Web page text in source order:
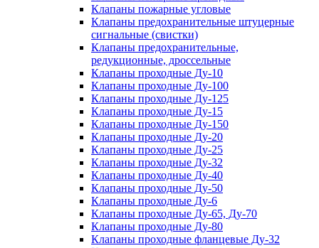
Клапаны пожарные угловые
Клапаны предохранительные штуцерные
сигнальные (свистки)
Клапаны предохранительные,
редукционные, дроссельные
Клапаны проходные Ду-10
Клапаны проходные Ду-100
Клапаны проходные Ду-125
Клапаны проходные Ду-15
Клапаны проходные Ду-150
Клапаны проходные Ду-20
Клапаны проходные Ду-25
Клапаны проходные Ду-32
Клапаны проходные Ду-40
Клапаны проходные Ду-50
Клапаны проходные Ду-6
Клапаны проходные Ду-65, Ду-70
Клапаны проходные Ду-80
Клапаны проходные фланцевые Ду-32